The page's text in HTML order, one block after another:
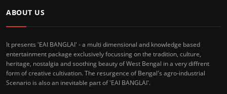
ABOUT US
It presents 'EAI BANGLAI' - a multi dimensional and knowledge based
entertainment package exclusively focussing on the tradition, culture,
heritage, nostalgia and soothing beauty of West Bengal in a very diffrent
form of creative cultivation. The resurgence of Bengal's agro-industrial
Scenario is also an inevitable part of 'EAI BANGLAI'.